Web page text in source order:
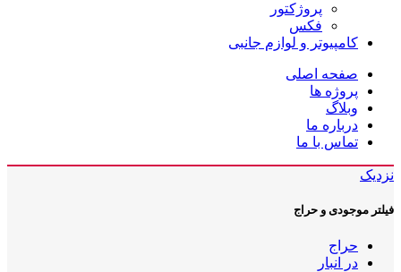
پروژکتور
فکس
کامپیوتر و لوازم جانبی
صفحه اصلی
پروژه ها
وبلاگ
درباره ما
تماس با ما
نزدیک
فیلتر موجودی و حراج
حراج
در انبار